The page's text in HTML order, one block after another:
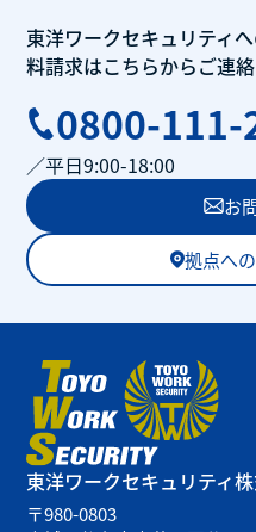
東洋ワークセキュリティ
料請求はこちらからご連
0800-111-
／平日9:00-18:00
お
拠点へ
東洋ワークセキュリティ
〒980-0803